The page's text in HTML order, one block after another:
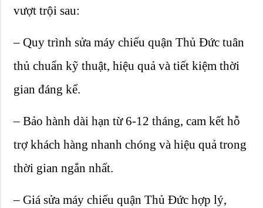
vượt trội sau:
– Quy trình sửa máy chiếu quận Thủ Đức tuân
thủ chuẩn kỹ thuật, hiệu quả và tiết kiệm thời
gian đáng kể.
– Bảo hành dài hạn từ 6-12 tháng, cam kết hỗ
trợ khách hàng nhanh chóng và hiệu quả trong
thời gian ngắn nhất.
– Giá sửa máy chiếu quận Thủ Đức hợp lý,